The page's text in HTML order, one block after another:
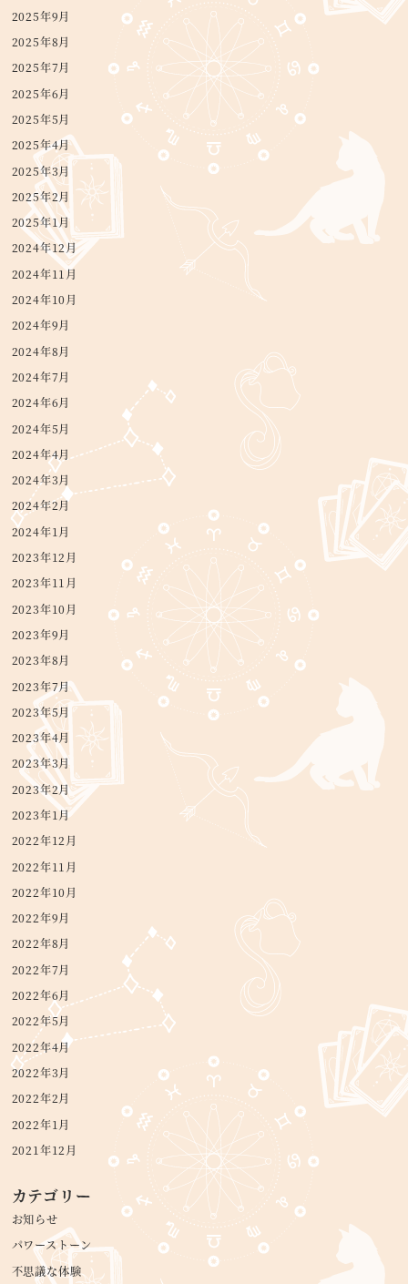
2025年9月
2025年8月
2025年7月
2025年6月
2025年5月
2025年4月
2025年3月
2025年2月
2025年1月
2024年12月
2024年11月
2024年10月
2024年9月
2024年8月
2024年7月
2024年6月
2024年5月
2024年4月
2024年3月
2024年2月
2024年1月
2023年12月
2023年11月
2023年10月
2023年9月
2023年8月
2023年7月
2023年5月
2023年4月
2023年3月
2023年2月
2023年1月
2022年12月
2022年11月
2022年10月
2022年9月
2022年8月
2022年7月
2022年6月
2022年5月
2022年4月
2022年3月
2022年2月
2022年1月
2021年12月
カテゴリー
お知らせ
パワーストーン
不思議な体験